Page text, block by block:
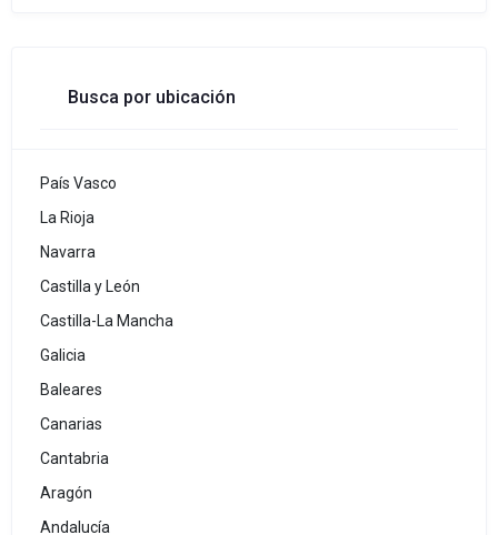
Busca por ubicación
País Vasco
La Rioja
Navarra
Castilla y León
Castilla-La Mancha
Galicia
Baleares
Canarias
Cantabria
Aragón
Andalucía